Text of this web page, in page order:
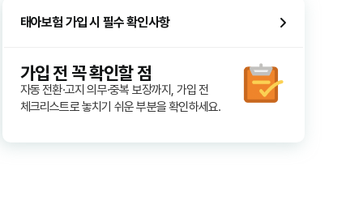
태아보험 가입 시 필수 확인사항
가입 전 꼭 확인할 점
자동 전환·고지 의무·중복 보장까지, 가입 전
체크리스트로 놓치기 쉬운 부분을 확인하세요.